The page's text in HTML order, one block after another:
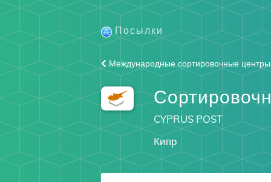
Посылки
Международные сортировочные центры
CYPRUS POST
Кипр